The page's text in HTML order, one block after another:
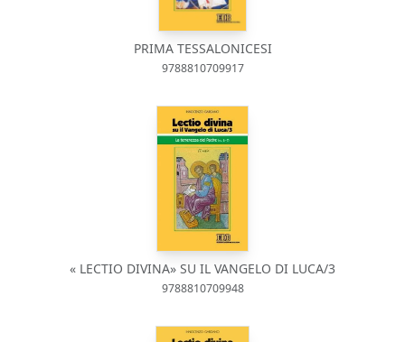
PRIMA TESSALONICESI
9788810709917
« LECTIO DIVINA» SU IL VANGELO DI LUCA/3
9788810709948